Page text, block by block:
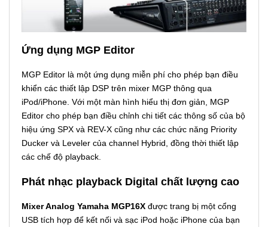
Ứng dụng MGP Editor
MGP Editor là một ứng dụng miễn phí cho phép bạn điều
khiển các thiết lập DSP trên mixer MGP thông qua
iPod/iPhone. Với một màn hình hiểu thị đơn giản, MGP
Editor cho phép bạn điều chỉnh chi tiết các thông số của bộ
hiệu ứng SPX và REV-X cũng như các chức năng Priority
Ducker và Leveler của channel Hybrid, đồng thời thiết lập
các chế độ playback.
Phát nhạc playback Digital chất lượng cao
Mixer Analog Yamaha MGP16X được trang bị một cổng
USB tích hợp để kết nối và sạc iPod hoặc iPhone của bạn